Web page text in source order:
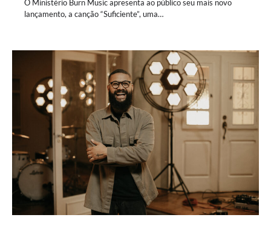
O Ministério Burn Music apresenta ao público seu mais novo
lançamento, a canção “Suficiente”, uma…